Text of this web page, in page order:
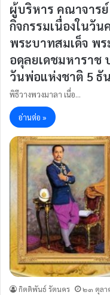
ผู้บริหาร คณาจาร
กิจกรรมเนื่องในวั
พระบาทสมเด็จ พ
อดุลยเดชมหาราช
วันพ่อแห่งชาติ 5 ธั
พิธีวางพวงมาลา เนื่อ…
อ่านต่อ »
กิตติพันธ์ รัตนคร ๒๓ ตุลา